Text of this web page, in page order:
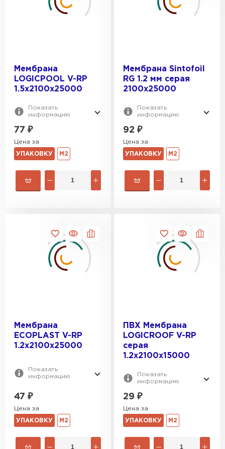
Мембрана
LOGICPOOL V-RP
1.5х2100x25000
Показать
информацию
77 ₽
Цена за
УПАКОВКУ М2
Мембрана Sintofoil
RG 1.2 мм серая
2100x25000
Показать
информацию
92 ₽
Цена за
УПАКОВКУ М2
Мембрана
ECOPLAST V-RP
1.2х2100x25000
Показать
информацию
47 ₽
Цена за
УПАКОВКУ М2
ПВХ Мембрана
LOGICROOF V-RP
серая
1.2х2100x15000
Показать
информацию
29 ₽
Цена за
УПАКОВКУ М2
Рулонная кровля